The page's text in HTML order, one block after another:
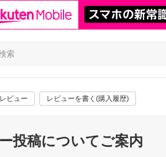
ビュー レビューを書く(購入履歴)
投稿についてご案内